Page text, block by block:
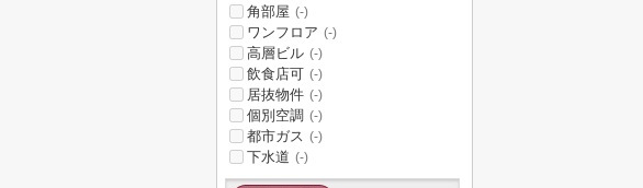
角部屋 (-)
ワンフロア (-)
高層ビル (-)
飲食店可 (-)
居抜物件 (-)
個別空調 (-)
都市ガス (-)
下水道 (-)